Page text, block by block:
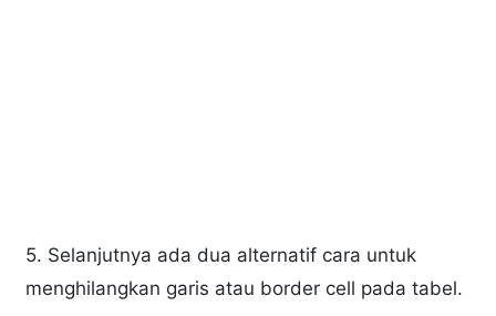
5. Selanjutnya ada dua alternatif cara untuk
menghilangkan garis atau border cell pada tabel.